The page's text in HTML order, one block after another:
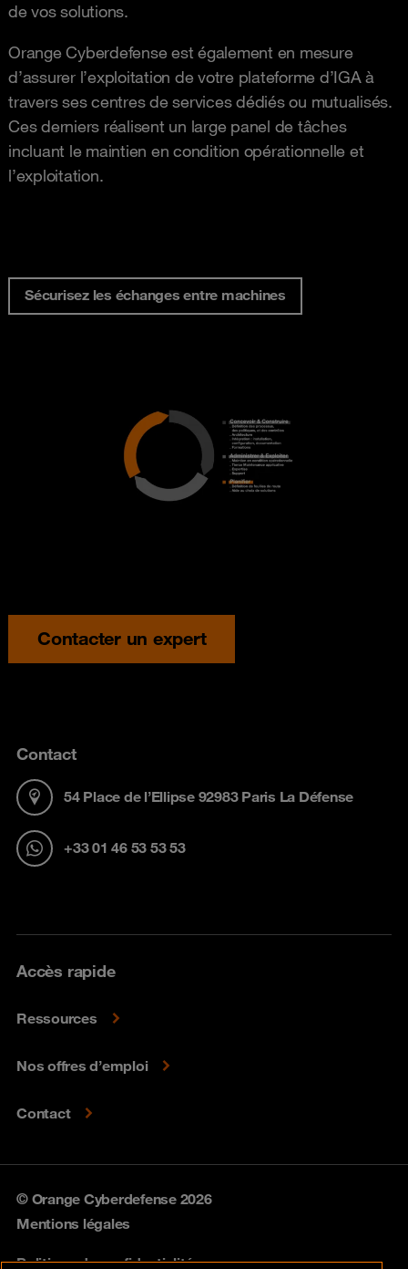
de vos solutions.
Orange Cyberdefense est également en mesure
d’assurer l’exploitation de votre plateforme d’IGA à
travers ses centres de services dédiés ou mutualisés.
Ces derniers réalisent un large panel de tâches
incluant le maintien en condition opérationnelle et
l’exploitation.
Sécurisez les échanges entre machines
Contacter un expert
Contact
54 Place de l’Ellipse 92983 Paris La Défense
+33 01 46 53 53 53
Accès rapide
Ressources
Nos offres d’emploi
Contact
© Orange Cyberdefense 2026
Mentions légales
Politique de confidentialité